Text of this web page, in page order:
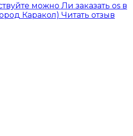
можно Ли заказать os в
Каракол) Читать отзыв